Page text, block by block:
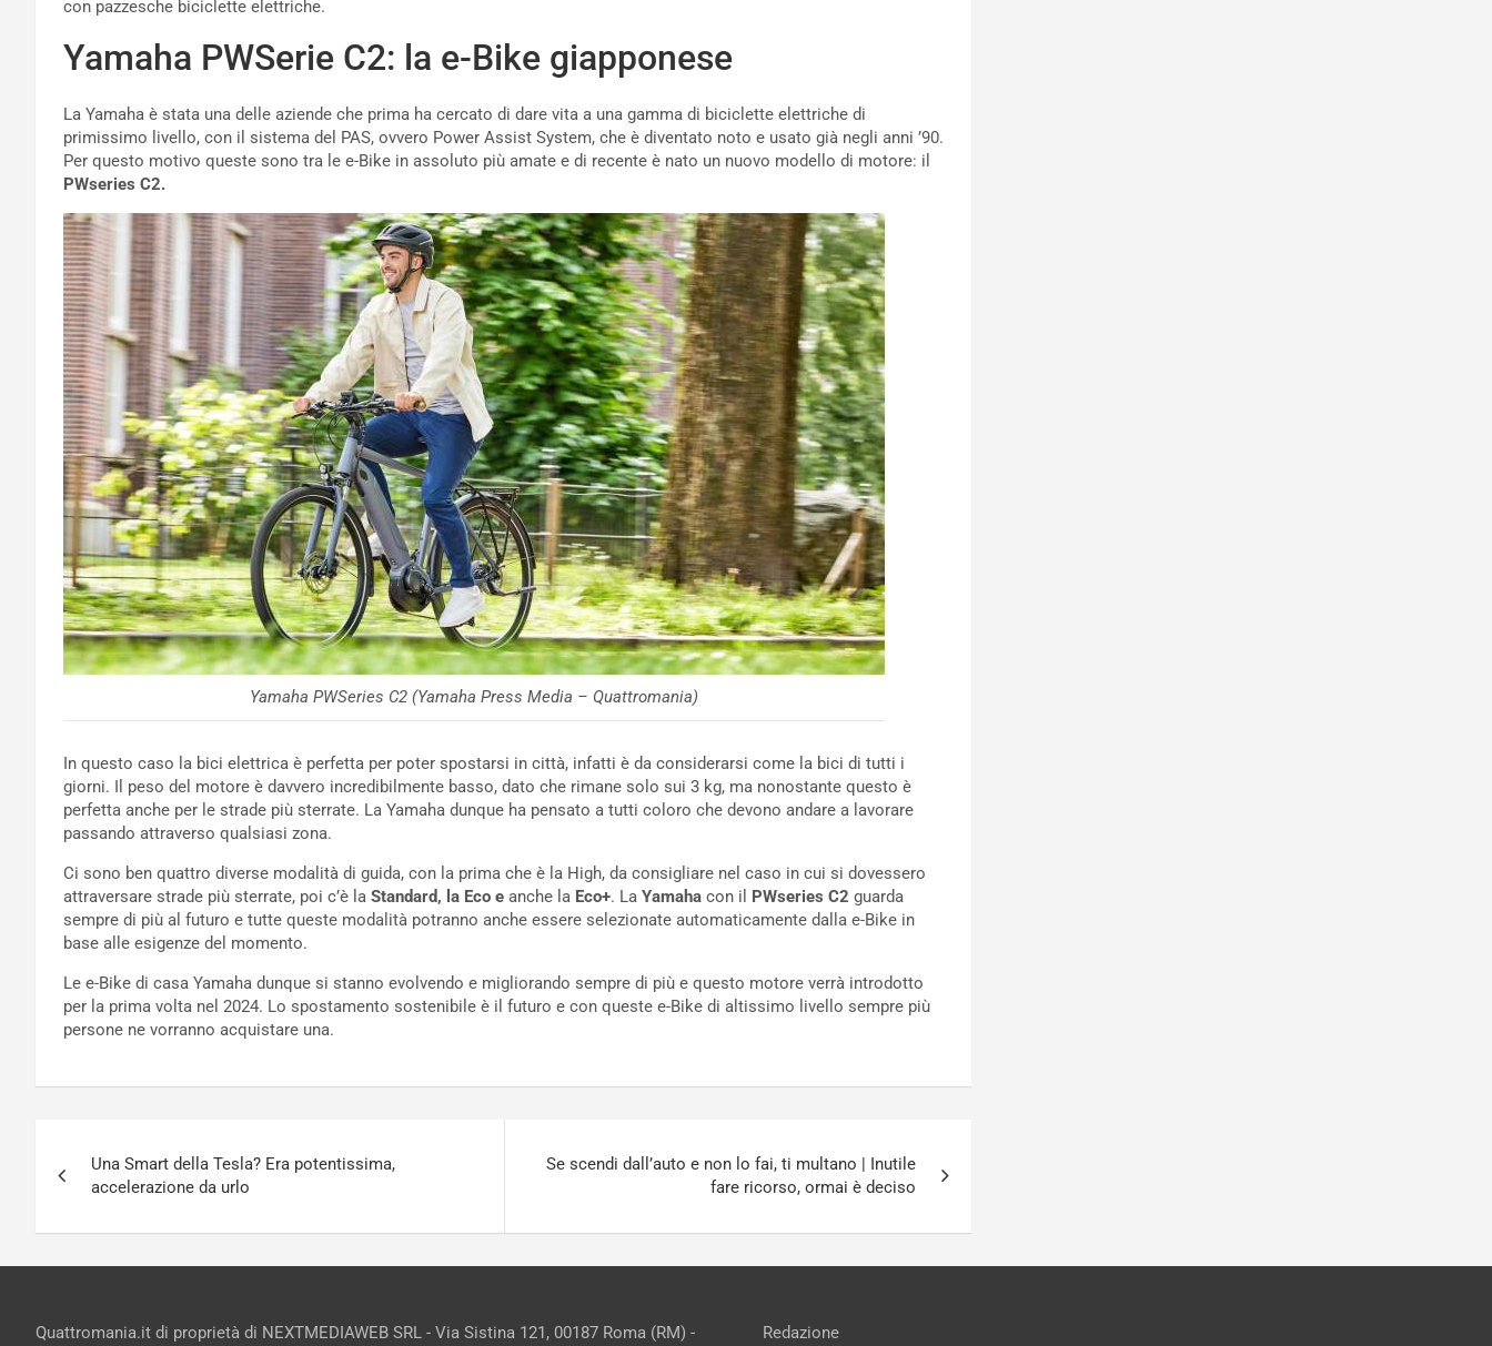
con pazzesche biciclette elettriche.
Yamaha PWSerie C2: la e-Bike giapponese
La Yamaha è stata una delle aziende che prima ha cercato di dare vita a una gamma di biciclette elettriche di
primissimo livello, con il sistema del PAS, ovvero Power Assist System, che è diventato noto e usato già negli anni ’90.
Per questo motivo queste sono tra le e-Bike in assoluto più amate e di recente è nato un nuovo modello di motore: il
PWseries C2.
Yamaha PWSeries C2 (Yamaha Press Media – Quattromania)
In questo caso la bici elettrica è perfetta per poter spostarsi in città, infatti è da considerarsi come la bici di tutti i
giorni. Il peso del motore è davvero incredibilmente basso, dato che rimane solo sui 3 kg, ma nonostante questo è
perfetta anche per le strade più sterrate. La Yamaha dunque ha pensato a tutti coloro che devono andare a lavorare
passando attraverso qualsiasi zona.
Ci sono ben quattro diverse modalità di guida, con la prima che è la High, da consigliare nel caso in cui si dovessero
attraversare strade più sterrate, poi c’è la Standard, la Eco e anche la Eco+. La Yamaha con il PWseries C2 guarda
sempre di più al futuro e tutte queste modalità potranno anche essere selezionate automaticamente dalla e-Bike in
base alle esigenze del momento.
Le e-Bike di casa Yamaha dunque si stanno evolvendo e migliorando sempre di più e questo motore verrà introdotto
per la prima volta nel 2024. Lo spostamento sostenibile è il futuro e con queste e-Bike di altissimo livello sempre più
persone ne vorranno acquistare una.
articoli
Una Smart della Tesla? Era potentissima,
accelerazione da urlo
Se scendi dall’auto e non lo fai, ti multano | Inutile
fare ricorso, ormai è deciso
Quattromania.it di proprietà di NEXTMEDIAWEB SRL - Via Sistina 121, 00187 Roma (RM) - Redazione